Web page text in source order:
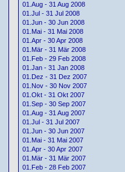
01.Aug - 31 Aug 2008
01.Jul - 31 Jul 2008
01.Jun - 30 Jun 2008
01.Mai - 31 Mai 2008
01.Apr - 30 Apr 2008
01.Mär - 31 Mär 2008
01.Feb - 29 Feb 2008
01.Jan - 31 Jan 2008
01.Dez - 31 Dez 2007
01.Nov - 30 Nov 2007
01.Okt - 31 Okt 2007
01.Sep - 30 Sep 2007
01.Aug - 31 Aug 2007
01.Jul - 31 Jul 2007
01.Jun - 30 Jun 2007
01.Mai - 31 Mai 2007
01.Apr - 30 Apr 2007
01.Mär - 31 Mär 2007
01.Feb - 28 Feb 2007